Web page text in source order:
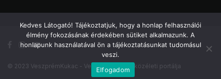
© 2023 VeszprémKukac - Veszprém online közéleti portálja
Kedves Látogató! Tájékoztatjuk, hogy a honlap felhasználói
élmény fokozásának érdekében sütiket alkalmazunk. A
honlapunk használatával ön a tájékoztatásunkat tudomásul
veszi.
Elfogadom